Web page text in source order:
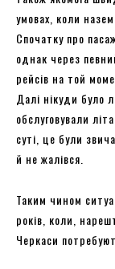
умовах, коли
Спочатку про
однак через
рейсів на той
Далі нікуди було
обслуговували
суті, це були
й не жалівся.
Таким чином
років, коли,
Черкаси